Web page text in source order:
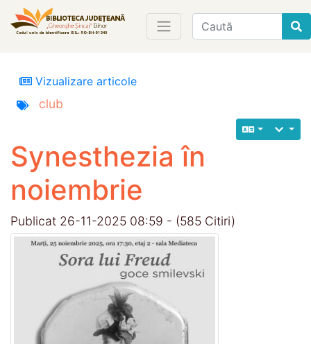
Find
Vizualizare articole
club
Synesthezia în
noiembrie
Publicat 26-11-2025 08:59 - (585 Citiri)